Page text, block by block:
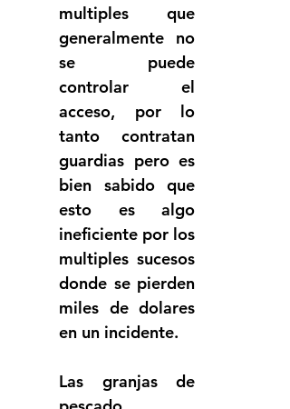
multiples que
generalmente no
se puede
controlar el
acceso, por lo
tanto contratan
guardias pero es
bien sabido que
esto es algo
ineficiente por los
multiples sucesos
donde se pierden
miles de dolares
en un incidente.
Las granjas de